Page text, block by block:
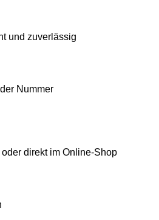
und zuverlässig
Nummer
direkt im Online-Shop